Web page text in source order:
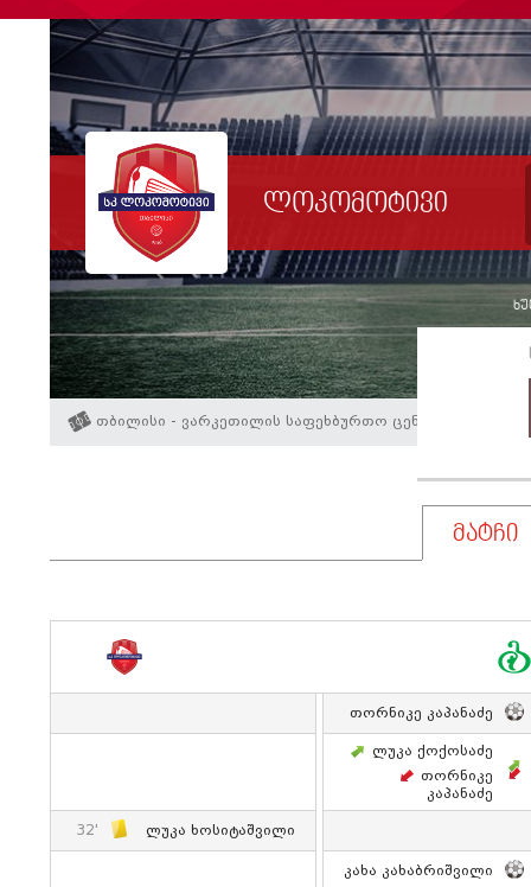
ლოკომოტივი
თბილისი - ვარკეთილის საფეხბურთო ცენტრი
მატჩი
Თორნიკე Კაპანაძე
Ლუკა Ქოქოსაძე
Თორნიკე
Კაპანაძე
32' Ლუკა Ხოსიტაშვილი
Კახა Კახაბრიშვილი